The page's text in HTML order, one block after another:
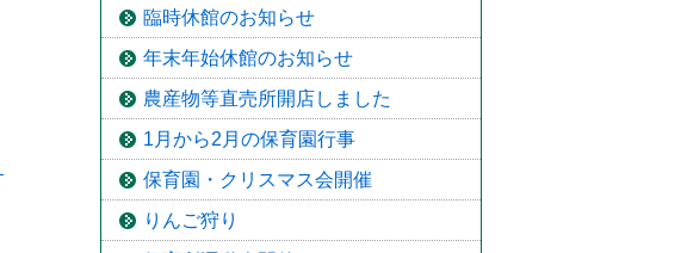
臨時休館のお知らせ
年末年始休館のお知らせ
農産物等直売所開店しました
1月から2月の保育園行事
保育園・クリスマス会開催
りんご狩り